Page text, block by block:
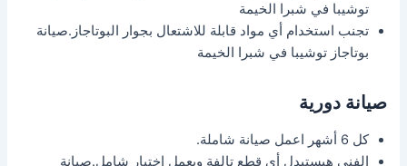
توشيبا في شبرا الخيمة
تجنب استخدام أي مواد قابلة للاشتعال بجوار البوتاجاز.صيانة
بوتاجاز توشيبا في شبرا الخيمة
صيانة دورية
كل 6 أشهر اعمل صيانة شاملة.
الفني هيستبدل أي قطع تالفة ويعمل اختبار شامل.صيانة